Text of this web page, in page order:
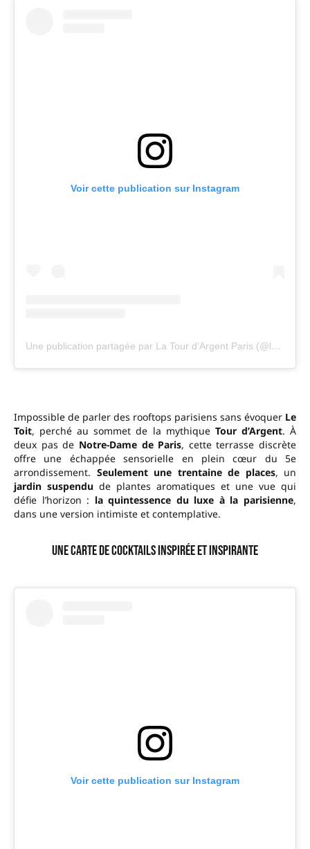
Voir cette publication sur Instagram
Une publication partagée par La Tour d’Argent Paris (@latourdargentparis)
Impossible de parler des rooftops parisiens sans évoquer Le
Toit, perché au sommet de la mythique Tour d’Argent. À
deux pas de Notre-Dame de Paris, cette terrasse discrète
offre une échappée sensorielle en plein cœur du 5e
arrondissement. Seulement une trentaine de places, un
jardin suspendu de plantes aromatiques et une vue qui
défie l’horizon : la quintessence du luxe à la parisienne,
dans une version intimiste et contemplative.
Une carte de cocktails inspirée et inspirante
Voir cette publication sur Instagram